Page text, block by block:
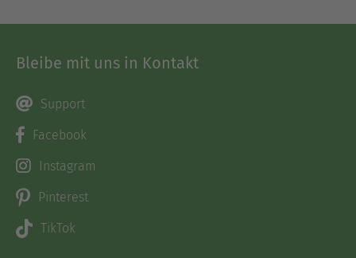
Bleibe mit uns in Kontakt
Support
Facebook
Instagram
Pinterest
TikTok